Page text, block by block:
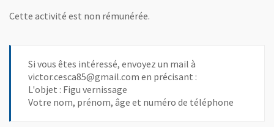
Cette activité est non rémunérée.
Si vous êtes intéressé, envoyez un mail à
victor.cesca85@gmail.com en précisant :
L'objet : Figu vernissage
Votre nom, prénom, âge et numéro de téléphone